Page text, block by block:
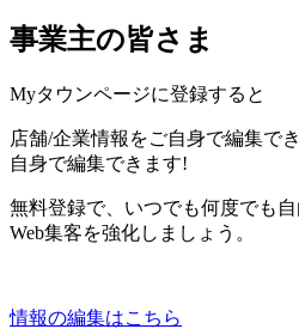
事業主の皆さま
Myタウンページに登録すると
店舗/企業情報をご自身で編集で
自身で編集できます!
無料登録で、いつでも何度でも
Web集客を強化しましょう。
情報の編集はこちら